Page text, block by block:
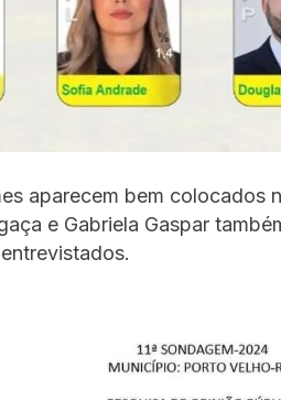
aparecem bem colocados
e Gabriela Gaspar